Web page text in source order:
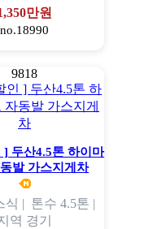
만원
no.18990
9818
] 두산4.5톤 하이마
발 가스지게차
식 | 톤수 4.5톤 |
역 경기